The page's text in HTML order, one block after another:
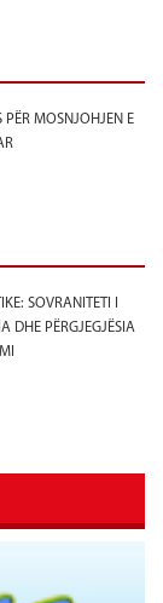
PËR MOSNJOHJEN E
SOVRANITETI I
DHE PËRGJEGJËSIA